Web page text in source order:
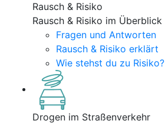
Rausch & Risiko
Rausch & Risiko im Überblick
Fragen und Antworten
Rausch & Risiko erklärt
Wie stehst du zu Risiko?
Drogen im Straßenverkehr